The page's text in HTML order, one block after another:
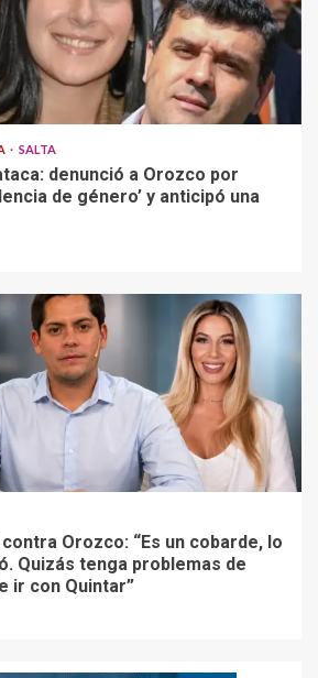
SALTA
denunció a Orozco por
de género’ y anticipó una
Orozco: “Es un cobarde, lo
Quizás tenga problemas de
ir con Quintar”